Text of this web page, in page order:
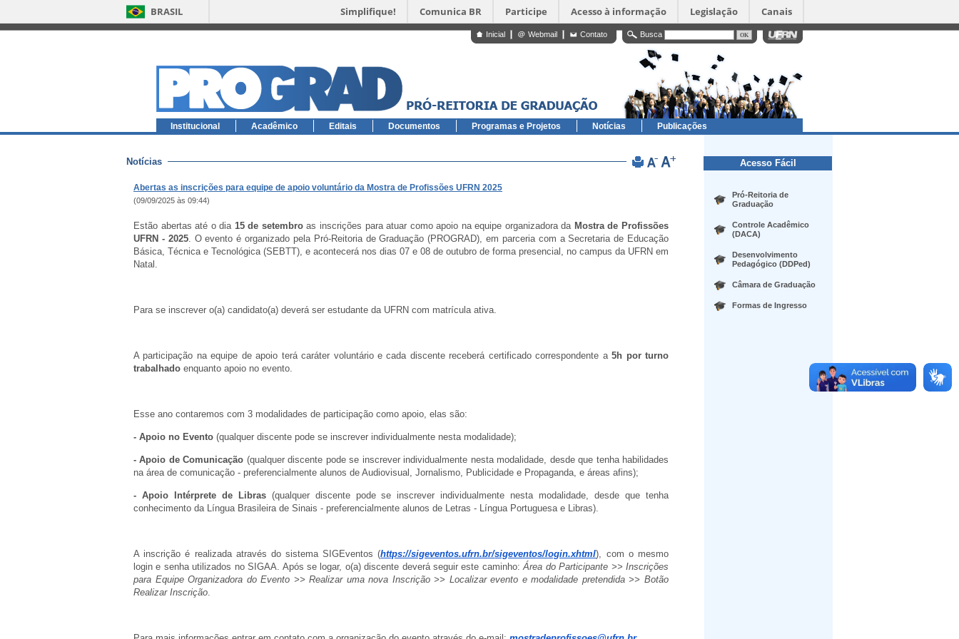
BRASIL Simplifique! Comunica BR Participe Acesso à informação Legislação Canais
Busca
Inicial Webmail Contato
Institucional Acadêmico Editais Documentos Programas e Projetos Notícias Publicações
Notícias
Abertas as inscrições para equipe de apoio voluntário da Mostra de Profissões UFRN 2025
(09/09/2025 às 09:44)
Estão abertas até o dia 15 de setembroas inscrições para atuar como apoio na equipe organizadora da Mostra de Profissões
UFRN - 2025. O evento é organizado pela Pró-Reitoria de Graduação (PROGRAD), em parceria com a Secretaria de Educação
Básica, Técnica e Tecnológica (SEBTT), e acontecerá nos dias 07 e 08 de outubro de forma presencial, no campus da UFRN em
Natal.
Para se inscrever o(a) candidato(a) deverá ser estudante da UFRN com matrícula ativa.
A participação na equipe de apoio terá caráter voluntário e cada discente receberá certificado correspondente a5h por turno
trabalhado enquanto apoio no evento.
Esse ano contaremos com 3 modalidades de participação como apoio, elas são:
- Apoio no Evento (qualquer discente pode se inscrever individualmente nesta modalidade);
- Apoio de Comunicação (qualquer discente pode se inscrever individualmente nesta modalidade, desde que tenha habilidades
na área de comunicação - preferencialmente alunos de Audiovisual, Jornalismo, Publicidade e Propaganda, e áreas afins);
- Apoio Intérprete de Libras(qualquer discente pode se inscrever individualmente nesta modalidade, desde que tenha
conhecimento da Língua Brasileira de Sinais - preferencialmente alunos de Letras - Língua Portuguesa e Libras).
A inscrição é realizada através do sistema SIGEventos (https://sigeventos.ufrn.br/sigeventos/login.xhtml), com o mesmo
login e senha utilizados no SIGAA. Após se logar, o(a) discente deverá seguir este caminho:Área do Participante >> Inscrições
para Equipe Organizadora do Evento >> Realizar uma nova Inscrição >> Localizar evento e modalidade pretendida >> Botão
Realizar Inscrição.
Acesso Fácil
Pró-Reitoria de
Graduação
Controle Acadêmico
(DACA)
Desenvolvimento
Pedagógico (DDPed)
Câmara de Graduação
Formas de Ingresso